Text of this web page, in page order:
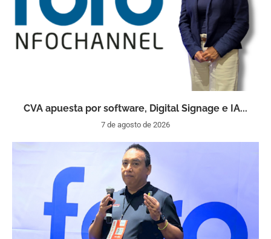
CVA apuesta por software, Digital Signage e IA...
7 de agosto de 2026